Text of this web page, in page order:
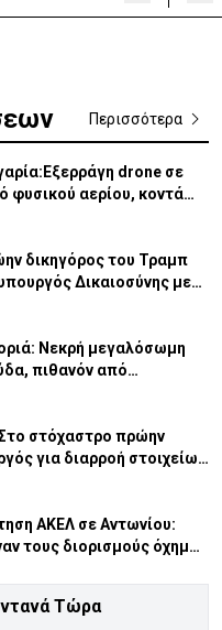
Περισσότερα
drone σε
φυσικού αερίου, κοντά
με Ρουμανία
δικηγόρος του Τραμπ
Δικαιοσύνης με
πλειοψηφία
Νεκρή μεγαλόσωμη
πιθανόν από
στόχαστρο πρώην
για διαρροή στοιχείων
Force One
ΑΚΕΛ σε Αντωνίου:
τους διορισμούς όχημα
εκλογές 2028»
Ισπανία: Στα άκρα η
Τώρα